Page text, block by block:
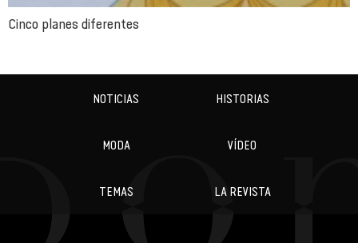
Cinco planes diferentes
NOTICIAS HISTORIAS
MODA VÍDEO
TEMAS LA REVISTA